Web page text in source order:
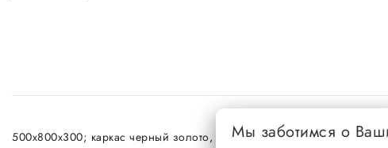
500х800х300; каркас черный золото, каретная стяжка экокожа
Мы заботимся о